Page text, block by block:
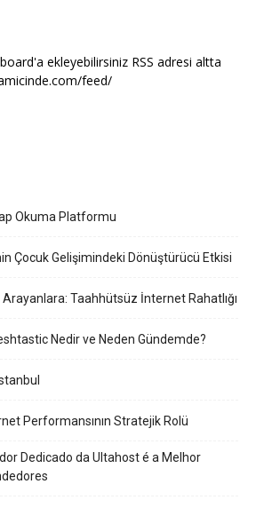
ekleyebilirsiniz RSS adresi altta
feed/
Okuma Platformu
Çocuk Gelişimindeki Dönüştürücü Etkisi
Arayanlara: Taahhütsüz İnternet Rahatlığı
Nedir ve Neden Gündemde?
Performansının Stratejik Rolü
Dedicado da Ultahost é a Melhor